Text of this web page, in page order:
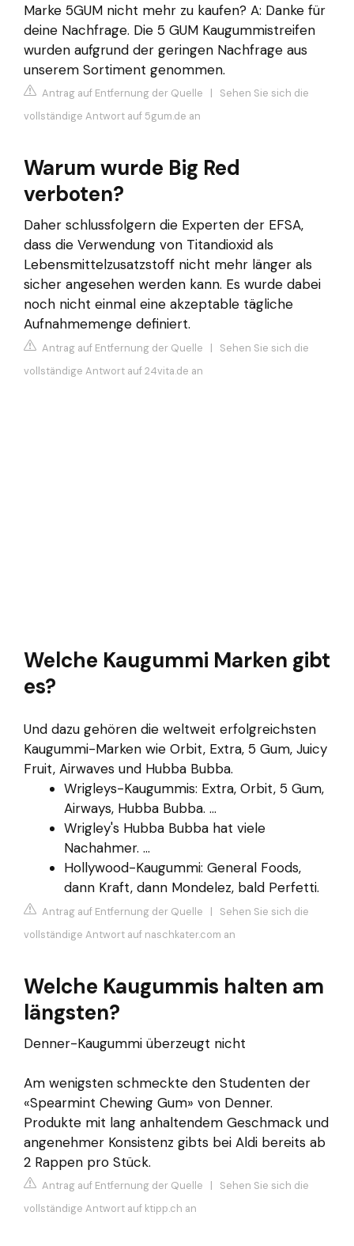
Marke 5GUM nicht mehr zu kaufen? A: Danke für
deine Nachfrage. Die 5 GUM Kaugummistreifen
wurden aufgrund der geringen Nachfrage aus
unserem Sortiment genommen.
Antrag auf Entfernung der Quelle | Sehen Sie sich die
vollständige Antwort auf 5gum.de an
Warum wurde Big Red
verboten?
Daher schlussfolgern die Experten der EFSA,
dass die Verwendung von Titandioxid als
Lebensmittelzusatzstoff nicht mehr länger als
sicher angesehen werden kann. Es wurde dabei
noch nicht einmal eine akzeptable tägliche
Aufnahmemenge definiert.
Antrag auf Entfernung der Quelle | Sehen Sie sich die
vollständige Antwort auf 24vita.de an
Welche Kaugummi Marken gibt
es?
Und dazu gehören die weltweit erfolgreichsten
Kaugummi-Marken wie Orbit, Extra, 5 Gum, Juicy
Fruit, Airwaves und Hubba Bubba.
Wrigleys-Kaugummis: Extra, Orbit, 5 Gum,
Airways, Hubba Bubba. ...
Wrigley's Hubba Bubba hat viele
Nachahmer. ...
Hollywood-Kaugummi: General Foods,
dann Kraft, dann Mondelez, bald Perfetti.
Antrag auf Entfernung der Quelle | Sehen Sie sich die
vollständige Antwort auf naschkater.com an
Welche Kaugummis halten am
längsten?
Denner-Kaugummi überzeugt nicht
Am wenigsten schmeckte den Studenten der
«Spearmint Chewing Gum» von Denner.
Produkte mit lang anhaltendem Geschmack und
angenehmer Konsistenz gibts bei Aldi bereits ab
2 Rappen pro Stück.
Antrag auf Entfernung der Quelle | Sehen Sie sich die
vollständige Antwort auf ktipp.ch an